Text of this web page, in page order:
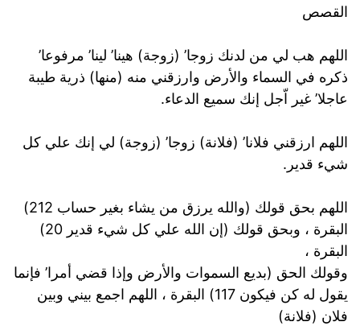
القصص
اللهم هب لي من لدنك زوجا’ (زوجة) هينا’ لينا’ مرفوعا’
ذكره في السماء والأرض وارزقني منه (منها) ذرية طيبة
عاجلا’ غير اّجل إنك سميع الدعاء.
اللهم ارزقني فلانا’ (فلانة) زوجا’ (زوجة) لي إنك علي كل
شيء قدير.
اللهم بحق قولك (والله يرزق من يشاء بغير حساب 212)
البقرة ، وبحق قولك (إن الله علي كل شيء قدير 20)
البقرة ،
وقولك الحق (بديع السموات والأرض وإذا قضي أمرا’ فإنما
يقول له كن فيكون 117) البقرة ، اللهم اجمع بيني وبين
فلان (فلانة)